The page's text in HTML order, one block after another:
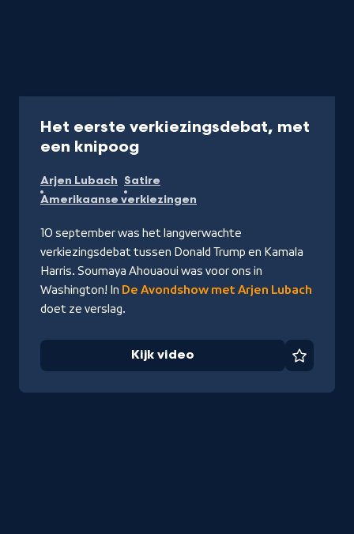
Het eerste verkiezingsdebat, met
een knipoog-
video
Arjen Lubach Satire
Amerikaanse verkiezingen
10 september was het langverwachte
verkiezingsdebat tussen Donald Trump en Kamala
Harris. Soumaya Ahouaoui was voor ons in
Washington! In De Avondshow met Arjen Lubach
doet ze verslag.
Kijk video